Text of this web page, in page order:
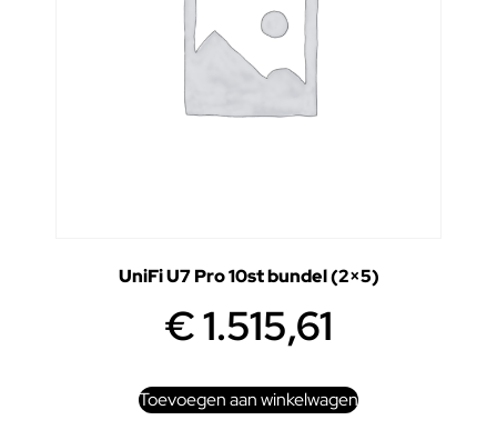
UniFi U7 Pro 10st bundel (2×5)
€1.515,61
Toevoegen aan winkelwagen